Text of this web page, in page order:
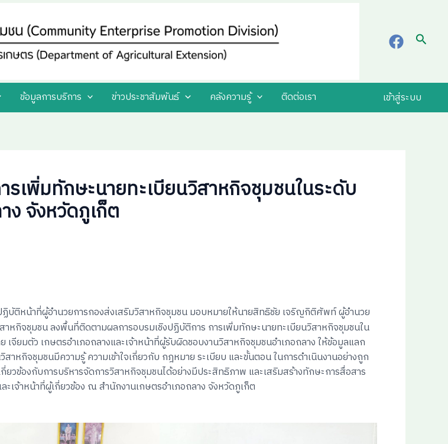
ข้อมูลการบริการ ข่าวประชาสัมพันธ์ คลังความรู้ ติดต่อเรา เข้าสู่ระบบ
เพิ่มทักษะนายทะเบียนวิสาหกิจชุมชนในระดับ
ง จังหวัดภูเก็ต
บัติหน้าที่ผู้อำนวยการกองส่งเสริมวิสาหกิจชุมชน มอบหมายให้นายสิทธิชัย เจริญกิติศัพท์ ผู้อำนวย
หกิจชุมชน ลงพื้นที่ติดตามผลการอบรมเชิงปฏิบัติการ การเพิ่มทักษะนายทะเบียนวิสาหกิจชุมชนใน
จียมตัว เกษตรอำเภอถลางและเจ้าหน้าที่ผู้รับผิดชอบงานวิสาหกิจชุมชนอำเภอถลาง ให้ข้อมูลแลก
าหกิจชุมชนมีความรู้ ความเข้าใจเกี่ยวกับ กฎหมาย ระเบียบ และขั้นตอน ในการดำเนินงานอย่างถูก
วข้องกับการบริหารจัดการวิสาหกิจชุมชนได้อย่างมีประสิทธิภาพ และเสริมสร้างทักษะการสื่อสาร
เจ้าหน้าที่ผู้เกี่ยวข้อง ณ สำนักงานเกษตรอำเภอถลาง จังหวัดภูเก็ต